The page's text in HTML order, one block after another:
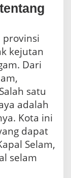
provinsi
kejutan
Dari
satu
adalah
Kota ini
dapat
Selam,
selam